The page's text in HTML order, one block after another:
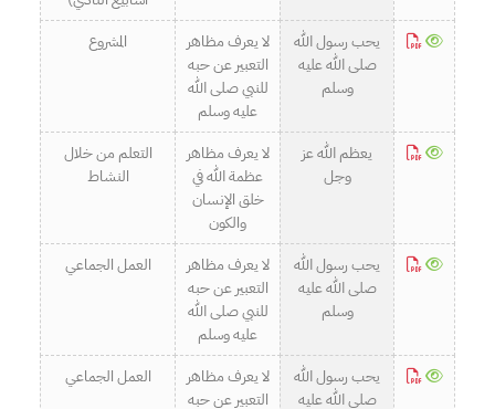
يحب رسول الله
صلى الله عليه
وسلم
لا يعرف مظاهر
التعبير عن حبه
للنبي صلى الله
عليه وسلم
المشروع
يعظم الله عز
وجل
لا يعرف مظاهر
عظمة الله في
خلق الإنسان
والكون
التعلم من خلال
النشاط
يحب رسول الله
صلى الله عليه
وسلم
لا يعرف مظاهر
التعبير عن حبه
للنبي صلى الله
عليه وسلم
العمل الجماعي
يحب رسول الله
صلى الله عليه
لا يعرف مظاهر
التعبير عن حبه
العمل الجماعي